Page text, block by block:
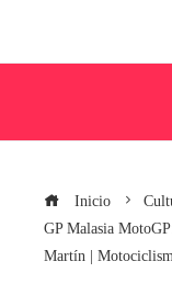
Inicio
GP Malasia
Martín |